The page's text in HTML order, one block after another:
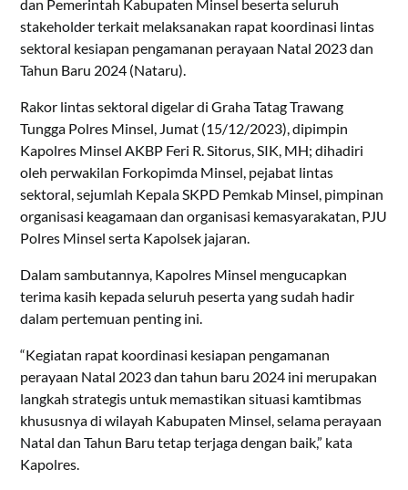
dan Pemerintah Kabupaten Minsel beserta seluruh
stakeholder terkait melaksanakan rapat koordinasi lintas
sektoral kesiapan pengamanan perayaan Natal 2023 dan
Tahun Baru 2024 (Nataru).
Rakor lintas sektoral digelar di Graha Tatag Trawang
Tungga Polres Minsel, Jumat (15/12/2023), dipimpin
Kapolres Minsel AKBP Feri R. Sitorus, SIK, MH; dihadiri
oleh perwakilan Forkopimda Minsel, pejabat lintas
sektoral, sejumlah Kepala SKPD Pemkab Minsel, pimpinan
organisasi keagamaan dan organisasi kemasyarakatan, PJU
Polres Minsel serta Kapolsek jajaran.
Dalam sambutannya, Kapolres Minsel mengucapkan
terima kasih kepada seluruh peserta yang sudah hadir
dalam pertemuan penting ini.
“Kegiatan rapat koordinasi kesiapan pengamanan
perayaan Natal 2023 dan tahun baru 2024 ini merupakan
langkah strategis untuk memastikan situasi kamtibmas
khususnya di wilayah Kabupaten Minsel, selama perayaan
Natal dan Tahun Baru tetap terjaga dengan baik,” kata
Kapolres.